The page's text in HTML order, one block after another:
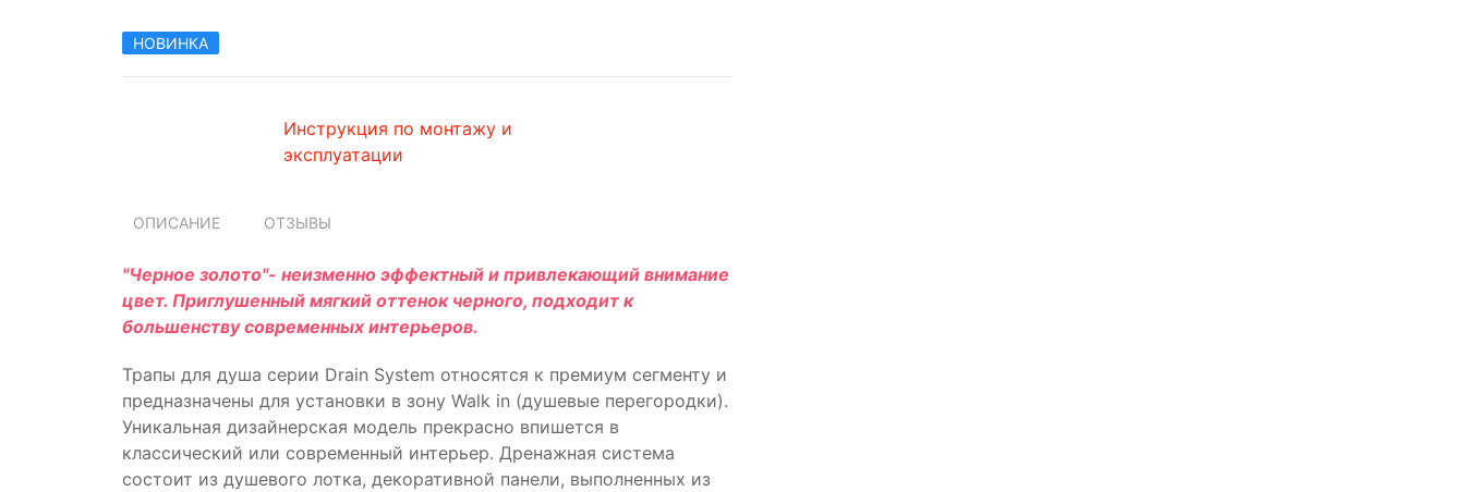
НОВИНКА
Инструкция по монтажу и
эксплуатации
ОПИСАНИЕ ОТЗЫВЫ
"Черное золото"- неизменно эффектный и привлекающий внимание
цвет. Приглушенный мягкий оттенок черного, подходит к
большенству современных интерьеров.
Трапы для душа серии Drain System относятся к премиум сегменту и
предназначены для установки в зону Walk in (душевые перегородки).
Уникальная дизайнерская модель прекрасно впишется в
классический или современный интерьер. Дренажная система
состоит из душевого лотка, декоративной панели, выполненных из